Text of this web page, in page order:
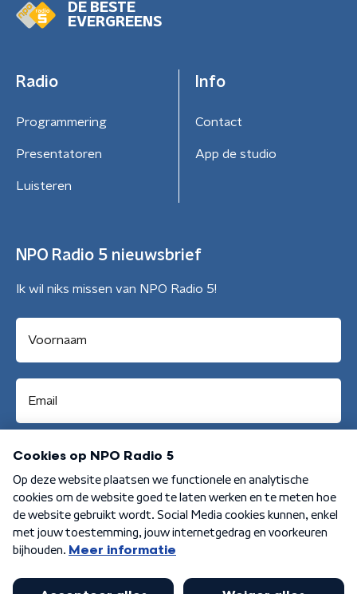
DE BESTE
EVERGREENS
Radio
Programmering
Presentatoren
Luisteren
Info
Contact
App de studio
NPO Radio 5 nieuwsbrief
Ik wil niks missen van NPO Radio 5!
Aanmelden
Algemene voorwaarden Privacybeleid